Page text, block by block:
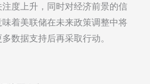
度上升，同时对经济前景的信
着美联储在未来政策调整中将
数据支持后再采取行动。